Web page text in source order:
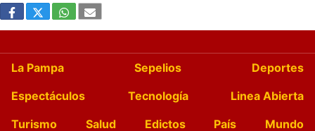
La Pampa Sepelios
Deportes
Espectáculos
Tecnología
Linea Abierta
Turismo
Salud Edictos País
Mundo